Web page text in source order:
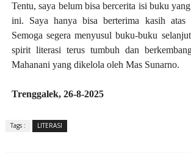
Tentu, saya belum bisa bercerita isi buku
ini. Saya hanya bisa berterima kasih atas
Semoga segera menyusul buku-buku
spirit literasi terus tumbuh dan
Mahanani yang dikelola oleh Mas Sunarno.
Trenggalek, 26-8-2025
Tags : LITERASI